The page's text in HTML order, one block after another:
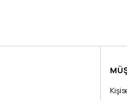
Bu ürüne ilk yorumu siz